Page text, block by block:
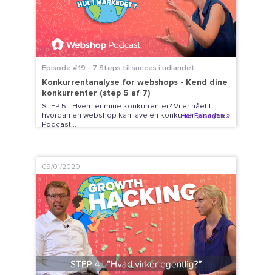
Episode #19 - 7 Steps til succes i udlandet
Konkurrentanalyse for webshops - Kend dine
konkurrenter (step 5 af 7)
STEP 5 - Hvem er mine konkurrenter? Vi er nået til,
hvordan en webshop kan lave en konkurrentanalyse -
Podcast...
Hør Episoden
09/01/2020